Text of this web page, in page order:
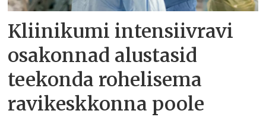
Kliinikumi intensiivravi
osakonnad alustasid
teekonda rohelisema
ravikeskkonna poole